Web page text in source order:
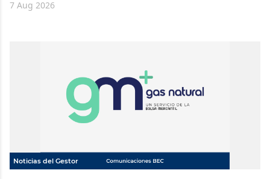
7 Aug 2026
Noticias del Gestor